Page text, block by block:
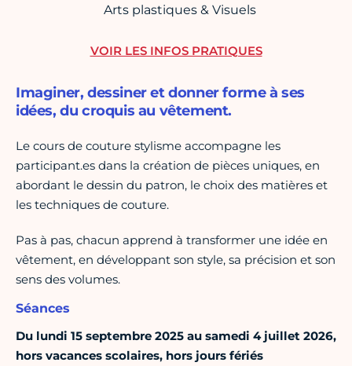
Arts plastiques & Visuels
Imaginer, dessiner et donner forme à ses
idées, du croquis au vêtement.
Le cours de couture stylisme accompagne les
participant.es dans la création de pièces uniques, en
abordant le dessin du patron, le choix des matières et
les techniques de couture.
Pas à pas, chacun apprend à transformer une idée en
vêtement, en développant son style, sa précision et son
sens des volumes.
Séances
Du lundi 15 septembre 2025 au samedi 4 juillet 2026,
hors vacances scolaires, hors jours fériés
VOIR LES INFOS PRATIQUES